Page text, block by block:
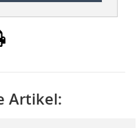
Artikel: